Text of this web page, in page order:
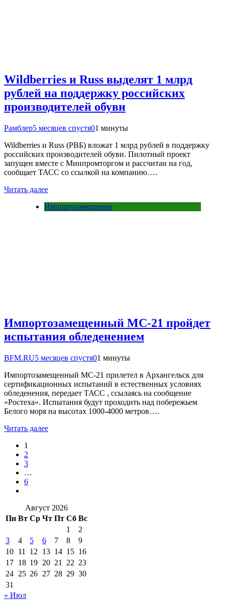
Wildberries и Russ выделят 1 млрд
рублей на поддержку российских
производителей обуви
Рамблер5 месяцев спустя01 минуты
Wildberries и Russ (РВБ) вложат 1 млрд рублей в поддержку
российских производителей обуви. Пилотный проект
запущен вместе с Минпромторгом и рассчитан на год,
сообщает ТАСС со ссылкой на компанию….
Читать далее
Импортозамещение
Импортозамещенный МС-21 пройдет
испытания обледенением
BFM.RU5 месяцев спустя01 минуты
Импортозамещенный МС-21 прилетел в Архангельск для
сертификационных испытаний в естественных условиях
обледенения, передает ТАСС , ссылаясь на сообщение
«Ростеха». Испытания будут проходить над побережьем
Белого моря на высотах 1000-4000 метров….
Читать далее
1
2
3
…
6
Август 2026
Пн Вт Ср Чт Пт Сб Вс
1
2
3
4 5 6 7 8
9
10 11 12 13 14 15 16
17 18 19 20 21 22 23
24 25 26 27 28 29 30
31
« Июл